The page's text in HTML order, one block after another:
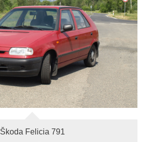
Škoda Felicia 791